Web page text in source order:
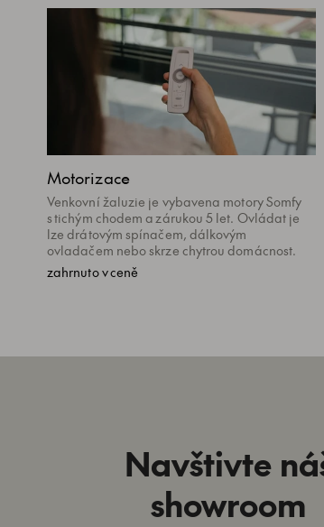
Motorizace
Venkovní žaluzie je vybavena motory Somfy
s tichým chodem a zárukou 5 let. Ovládat je
lze drátovým spínačem, dálkovým
ovladačem nebo skrze chytrou domácnost.
zahrnuto v ceně
Navštivte
showroom